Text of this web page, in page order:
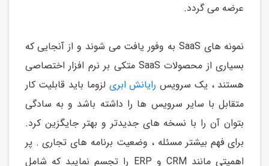
عرضه می گردد.
نمونه های SaaS به وفور یافت می شوند و از آنجایی که
بسیاری از محصولات SaaS متکی بر نرم افزار اختصاصی
هستند ، یک سرویس رایانش ابری لزوما باید قابلیت کار
متقابل با سایر سرویس ها را داشته باشد و به سادگی
بتوان آن را با نسخه های جدیدتر و بهتر جایگزین کرد.
برای فهم بیشتر مسئله ، وضعیت برنامه های تجاری . پر
اهمیتی مانند CRM و ERP را تجسم نمایید که شامل